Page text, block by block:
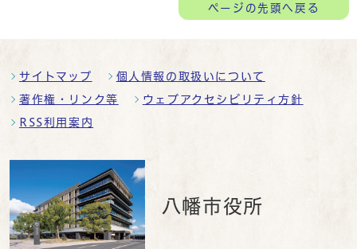
ページの先頭へ戻る
サイトマップ 個人情報の取扱いについて
著作権・リンク等 ウェブアクセシビリティ方針
RSS利用案内
八幡市役所